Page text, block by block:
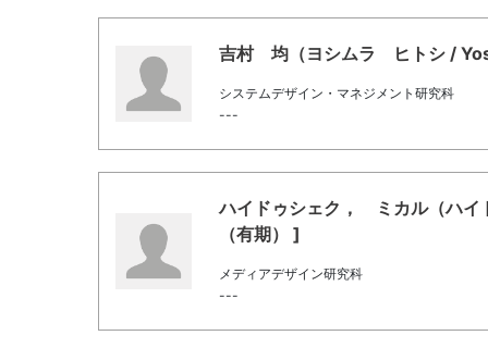
吉村 均（ヨシムラ ヒトシ /
システムデザイン・マネジメント研究科
---
ハイドゥシェク， ミカル（ハ
（有期） ]
メディアデザイン研究科
---